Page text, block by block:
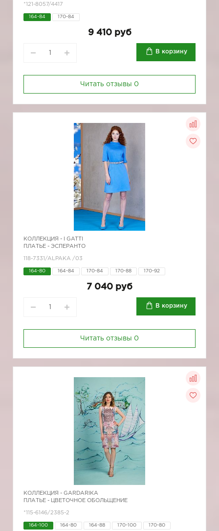
*121-8057/4417
164-84 170-84
9 410 руб
В корзину
Читать отзывы 0
КОЛЛЕКЦИЯ -
I GATTI
ПЛАТЬЕ - ЭСПЕРАНТО
118-7331/ALPAKA /03
164-80 164-84 170-84 170-88 170-92
7 040 руб
В корзину
Читать отзывы 0
КОЛЛЕКЦИЯ - GARDARIKA
ПЛАТЬЕ - ЦВЕТОЧНОЕ ОБОЛЬЩЕНИЕ
*115-6146/2385-2
164-100 164-80 164-88 170-100 170-80